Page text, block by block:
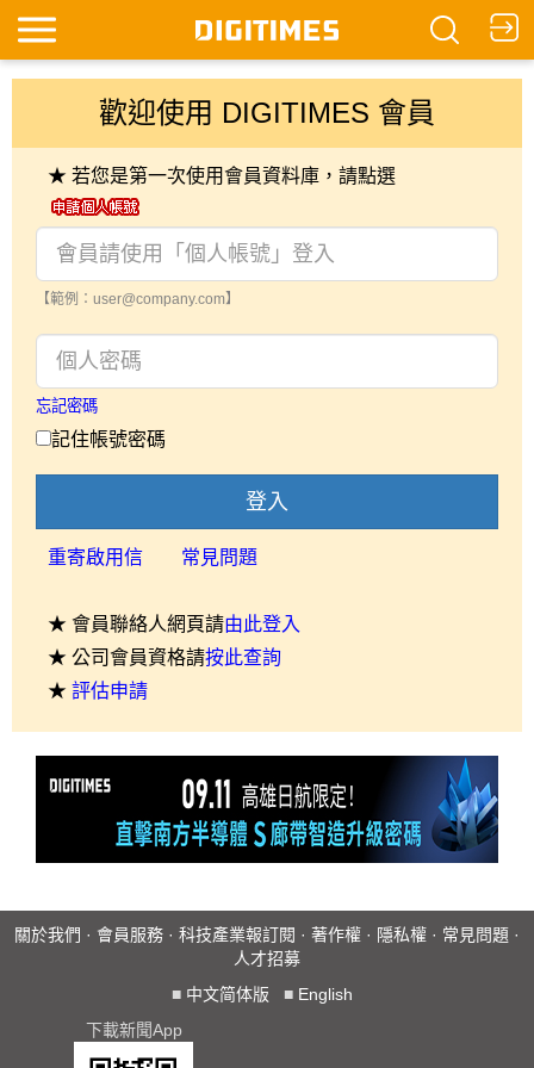
歡迎使用 DIGITIMES 會員
★ 若您是第一次使用會員資料庫，請點選
【範例：user@company.com】
忘記密碼
記住帳號密碼
登入
重寄啟用信 常見問題
★ 會員聯絡人網頁請由此登入
★ 公司會員資格請按此查詢
★ 評估申請
關於我們 · 會員服務 · 科技產業報訂閱 · 著作權 · 隱私權 · 常見問題 ·
人才招募
■ 中文简体版 ■ English
下載新聞App